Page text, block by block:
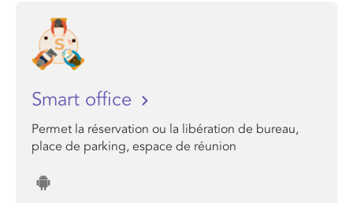
Smart office
Permet la réservation ou la libération de bureau,
place de parking, espace de réunion